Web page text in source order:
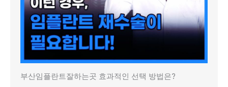
부산임플란트잘하는곳 효과적인 선택 방법은?